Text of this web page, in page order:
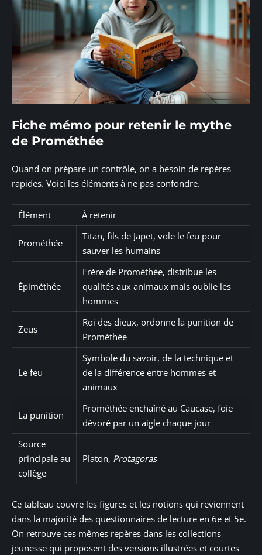
Fiche mémo pour retenir le mythe
de Prométhée
Quand on prépare un contrôle, on a besoin de repères
rapides. Voici les éléments à ne pas confondre.
Élément À retenir
Prométhée
Titan, fils de Japet, vole le feu pour
sauver les humains
Épiméthée
Frère de Prométhée, distribue les
qualités aux animaux mais oublie les
hommes
Zeus
Roi des dieux, ordonne la punition de
Prométhée
Le feu
Symbole du savoir, de la technique et
de la différence entre hommes et
animaux
La punition
Prométhée enchaîné au Caucase, foie
dévoré par un aigle chaque jour
Source
principale au
collège
Platon, Protagoras
Ce tableau couvre les figures et les notions qui reviennent
dans la majorité des questionnaires de lecture en 6e et 5e.
On retrouve ces mêmes repères dans les collections
jeunesse qui proposent des versions illustrées et courtes